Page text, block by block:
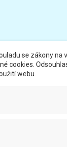
se zákony na
cookies.
webu.